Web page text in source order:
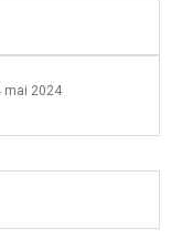
mai 2024